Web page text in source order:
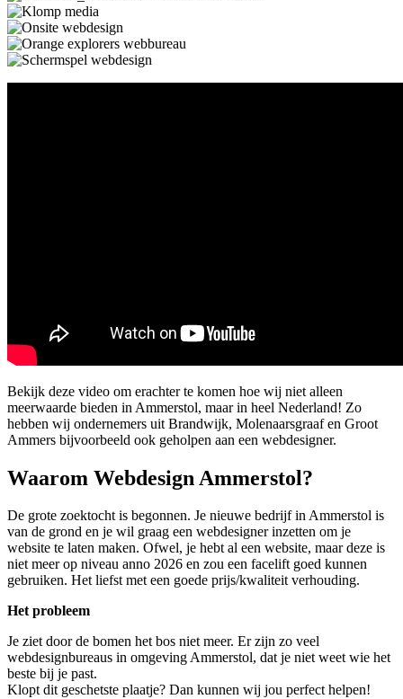
Bekijk deze video om erachter te komen hoe wij niet alleen
meerwaarde bieden in Ammerstol, maar in heel Nederland! Zo
hebben wij ondernemers uit Brandwijk, Molenaarsgraaf en Groot
Ammers bijvoorbeeld ook geholpen aan een webdesigner.
Waarom Webdesign Ammerstol?
De grote zoektocht is begonnen. Je nieuwe bedrijf in Ammerstol is
van de grond en je wil graag een webdesigner inzetten om je
website te laten maken. Ofwel, je hebt al een website, maar deze is
niet meer op niveau anno 2026 en zou een facelift goed kunnen
gebruiken. Het liefst met een goede prijs/kwaliteit verhouding.
Het probleem
Je ziet door de bomen het bos niet meer. Er zijn zo veel
webdesignbureaus in omgeving Ammerstol, dat je niet weet wie het
beste bij je past.
Klopt dit geschetste plaatje? Dan kunnen wij jou perfect helpen!